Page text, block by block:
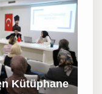
Kütüphane